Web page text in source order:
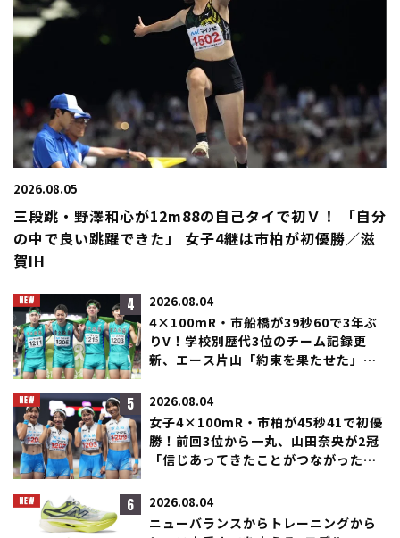
2026.08.05
三段跳・野澤和心が12m88の自己タイで初Ｖ！ 「自分
の中で良い跳躍できた」 女子4継は市柏が初優勝／滋
賀IH
4 2026.08.04
4×100mR・市船橋が39秒60で3年ぶ
りV！学校別歴代3位のチーム記録更
新、エース片山「約束を果たせた」／
5 2026.08.04
女子4×100mR・市柏が45秒41で初優
勝！前回3位から一丸、山田奈央が2冠
「信じあってきたことがつながった」
6 2026.08.04
ニューバランスからトレーニングから